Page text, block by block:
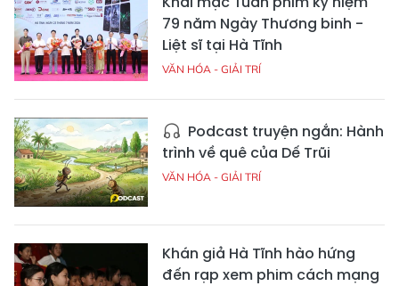
79 năm Ngày Thương binh -
Liệt sĩ tại Hà Tĩnh
VĂN HÓA - GIẢI TRÍ
Podcast truyện ngắn: Hành
trình về quê của Dế Trũi
VĂN HÓA - GIẢI TRÍ
Khán giả Hà Tĩnh hào hứng
đến rạp xem phim cách mạng